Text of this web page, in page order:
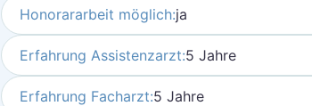
Honorararbeit möglich:ja
Erfahrung Assistenzarzt:5 Jahre
Erfahrung Facharzt:5 Jahre